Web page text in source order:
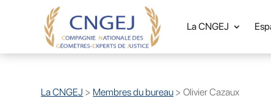
La CNGEJ
La CNGEJ > Membres du bureau >Olivier Cazaux